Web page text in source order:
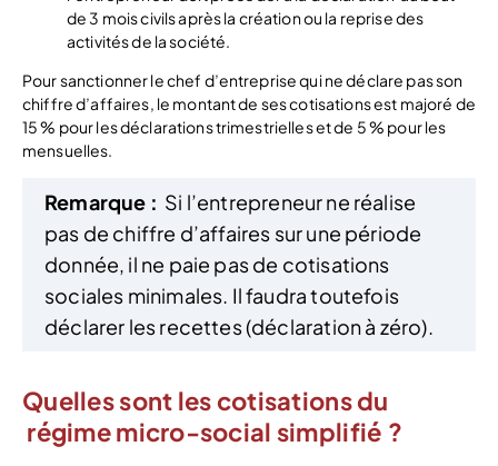
de 3 mois civils après la création ou la reprise des
activités de la société.
Pour sanctionner le chef d’entreprise qui ne déclare pas son
chiffre d’affaires, le montant de ses cotisations est majoré de
15 % pour les déclarations trimestrielles et de 5 % pour les
mensuelles.
Remarque : Si l’entrepreneur ne réalise
pas de chiffre d’affaires sur une période
donnée, il ne paie pas de cotisations
sociales minimales. Il faudra toutefois
déclarer les recettes (déclaration à zéro).
Quelles sont les cotisations du
régime micro-social simplifié ?